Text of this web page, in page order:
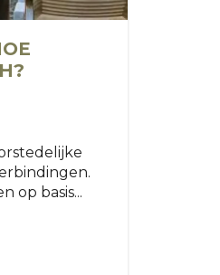
op basis...